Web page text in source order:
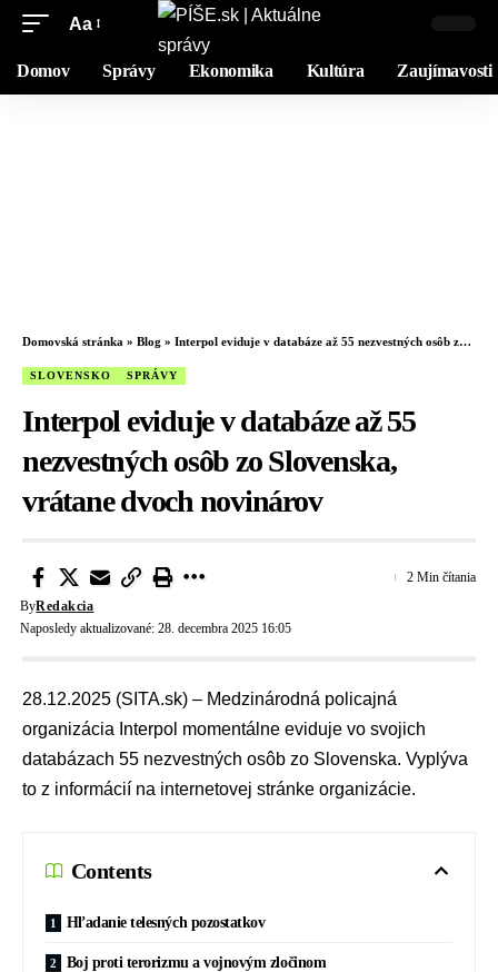
Aa
Domov Správy Ekonomika Kultúra Zaujímavosti
Domovská stránka » Blog » Interpol eviduje v databáze až 55 nezvestných osôb zo Slovenska, vrátane dvoch novinárov
SLOVENSKO SPRÁVY
Interpol eviduje v databáze až 55
nezvestných osôb zo Slovenska,
vrátane dvoch novinárov
Naposledy aktualizované: 28. decembra 2025 16:05
ByRedakcia
2 Min čítania
28.12.2025 (SITA.sk) – Medzinárodná policajná
organizácia Interpol momentálne eviduje vo svojich
databázach 55 nezvestných osôb zo Slovenska. Vyplýva
to z informácií na internetovej stránke organizácie.
Contents
Hľadanie telesných pozostatkov
Boj proti terorizmu a vojnovým zločinom